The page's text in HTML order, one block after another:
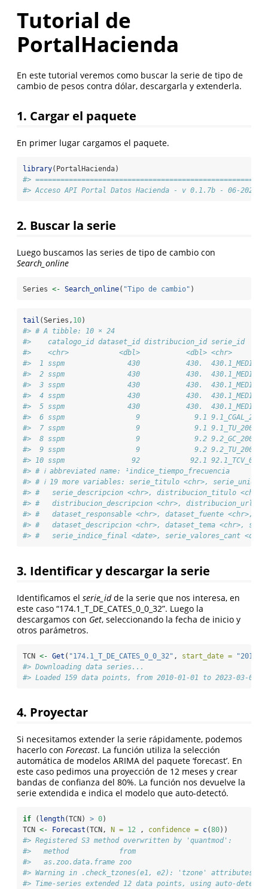
Tutorial de
PortalHacienda
En este tutorial veremos como buscar la serie de tipo de
cambio de pesos contra dólar, descargarla y extenderla.
1. Cargar el paquete
En primer lugar cargamos el paquete.
library(PortalHacienda)
#>
#> Acceso API Portal Datos Hacienda - v 0.1.7b - 06-2023
2. Buscar la serie
Luego buscamos las series de tipo de cambio con
Search_online
Series <- Search_online( "Tipo de cambio" )
tail (Series, 10)
#> # A tibble: 10 × 24
#>    catalogo_id dataset_id distribucion_id serie_id
#>    <chr>            <dbl>           <dbl>
#>  1 sspm               430           430.
#>  2 sspm               430           430.
#>  3 sspm               430           430.
#>  4 sspm               430           430.
#>  5 sspm               430           430.
#>  6 sspm                 9             9.1
#>  7 sspm                 9             9.1
#>  8 sspm                 9             9.2
#>  9 sspm                 9             9.2
#> 10 sspm                92            92.1
#> # ℹ abbreviated name: ¹​indice_tiempo_frecuencia
#> # ℹ 19 more variables: serie_titulo <chr>,
#> #   serie_descripcion <chr>, distribucion_titulo <chr>,
#> #   distribucion_descripcion <chr>,
#> #   dataset_responsable <chr>, dataset_fuente <chr>,
#> #   dataset_descripcion <chr>, dataset_tema <chr>,
#> #   serie_indice_final <date>, serie_valores_cant
3. Identificar y descargar la serie
Identificamos el serie_idde la serie que nos interesa, en
este caso “174.1_T_DE_CATES_0_0_32”. Luego la
descargamos con Get, seleccionando la fecha de inicio y
otros parámetros.
TCN <- Get ( "174.1_T_DE_CATES_0_0_32" , start_date = "2010"
#> Downloading data series...
#> Loaded 159 data points, from 2010-01-01 to 2023-03-
4. Proyectar
Si necesitamos extender la serie rápidamente, podemos
hacerlo con Forecast. La función utiliza la selección
automática de modelos ARIMA del paquete ‘forecast’. En
este caso pedimos una proyección de 12 meses y crear
bandas de confianza del 80%. La función nos devuelve la
serie extendida e indica el modelo que auto-detectó.
if ( length(TCN) > 0)
TCN <- Forecast (TCN, N = 12 , confidence = c(80))
#> Registered S3 method overwritten by 'quantmod':
#>   method            from
#>   as.zoo.data.frame zoo
#> Warning in .check_tzones(e1, e2): 'tzone' attributes
#> Time-series extended 12 data points, using auto-